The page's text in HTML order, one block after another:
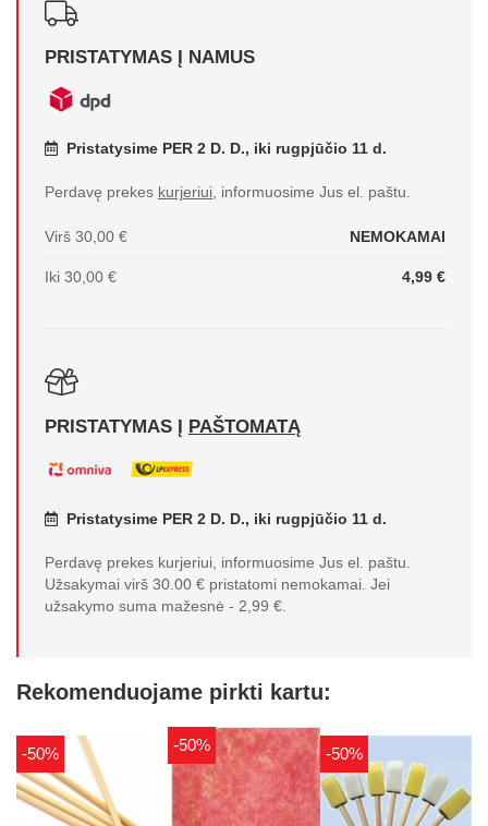
PRISTATYMAS Į NAMUS
Pristatysime PER 2 D. D., iki rugpjūčio 11 d.
Perdavę prekes kurjeriui, informuosime Jus el. paštu.
Virš 30,00 € NEMOKAMAI
Iki 30,00 € 4,99 €
PRISTATYMAS Į PAŠTOMATĄ
Pristatysime PER 2 D. D., iki rugpjūčio 11 d.
Perdavę prekes kurjeriui, informuosime Jus el. paštu.
Užsakymai virš 30.00 € pristatomi nemokamai. Jei
užsakymo suma mažesnė - 2,99 €.
Rekomenduojame pirkti kartu:
-50% -50% -50%